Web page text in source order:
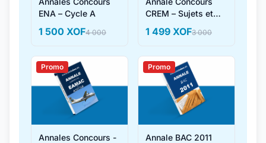
ENA – Cycle A
1 500 XOF4 000
CREM – Sujets et
1 499 XOF3 000
Promo
Annales Concours -
Promo
Annale BAC 2011